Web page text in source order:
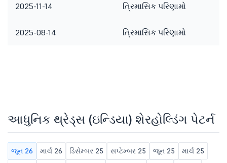
2025-11-14 ત્રિમાસિક પરિણામો
2025-08-14 ત્રિમાસિક પરિણામો
આધુનિક થ્રેડ્સ (ઇન્ડિયા) શેરહોલ્ડિંગ પેટર્ન
જૂન 26 માર્ચ 26 ડિસેમ્બર 25 સપ્ટેમ્બર 25 જૂન 25
માર્ચ 25